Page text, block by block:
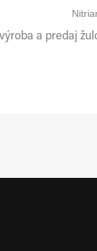
výroba a predaj